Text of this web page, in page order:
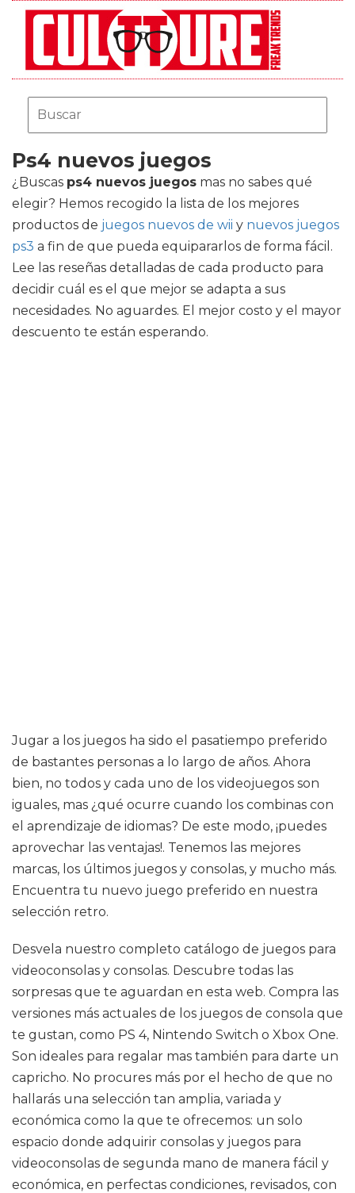
Ps4 nuevos juegos
¿Buscas ps4 nuevos juegos mas no sabes qué
elegir? Hemos recogido la lista de los mejores
productos de juegos nuevos de wii y nuevos juegos
ps3 a fin de que pueda equipararlos de forma fácil.
Lee las reseñas detalladas de cada producto para
decidir cuál es el que mejor se adapta a sus
necesidades. No aguardes. El mejor costo y el mayor
descuento te están esperando.
Jugar a los juegos ha sido el pasatiempo preferido
de bastantes personas a lo largo de años. Ahora
bien, no todos y cada uno de los videojuegos son
iguales, mas ¿qué ocurre cuando los combinas con
el aprendizaje de idiomas? De este modo, ¡puedes
aprovechar las ventajas!. Tenemos las mejores
marcas, los últimos juegos y consolas, y mucho más.
Encuentra tu nuevo juego preferido en nuestra
selección retro.
Desvela nuestro completo catálogo de juegos para
videoconsolas y consolas. Descubre todas las
sorpresas que te aguardan en esta web. Compra las
versiones más actuales de los juegos de consola que
te gustan, como PS 4, Nintendo Switch o Xbox One.
Son ideales para regalar mas también para darte un
capricho. No procures más por el hecho de que no
hallarás una selección tan amplia, variada y
económica como la que te ofrecemos: un solo
espacio donde adquirir consolas y juegos para
videoconsolas de segunda mano de manera fácil y
económica, en perfectas condiciones, revisados, con